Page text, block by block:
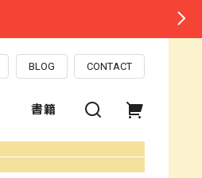
BLOG CONTACT
書籍